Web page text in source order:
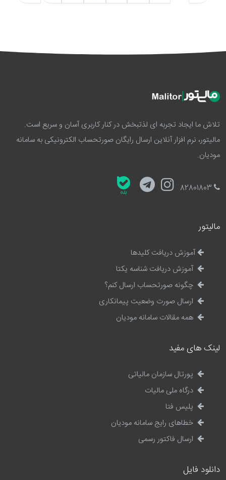
تلاش ما ایجاد تجربه ای لذتبخش در کنار کاربری آسان و سریع است.
مالیتور، نرم افزار آنلاین ارسال رایگان صورتحساب الکترونیکی به سامانه
مودیان.
مالیتور
آموزش دریافت کلیدها
آموزش دریافت شناسه یکتا
چگونه صورتحساب ارسال کنم؟
ارسال صورت وضعیت پیمانکاری
همه مقالات سامانه مودیان
لینک های مفید
پورتال سازمان مالیاتی
درگاه ملی مالیات
پلیس فتا
خطاهای رایج سامانه مودیان
ارسال فاکتور رسمی
دانلود فایل